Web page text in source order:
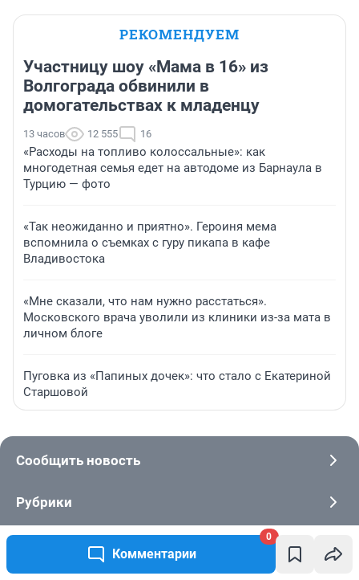
Комментарии
0
РЕКОМЕНДУЕМ
Участницу шоу «Мама в 16» из
Волгограда обвинили в
домогательствах к младенцу
13 часов 12 555 16
«Расходы на топливо колоссальные»: как
многодетная семья едет на автодоме из Барнаула в
Турцию — фото
«Так неожиданно и приятно». Героиня мема
вспомнила о съемках с гуру пикапа в кафе
Владивостока
«Мне сказали, что нам нужно расстаться».
Московского врача уволили из клиники из-за мата в
личном блоге
Пуговка из «Папиных дочек»: что стало с Екатериной
Старшовой
Сообщить новость
Рубрики
Реклама на сайте